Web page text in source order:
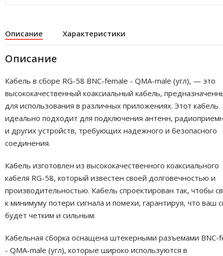
Описание Характеристики
Описание
Кабель в сборе RG-58 BNC-female - QMA-male (угл), — это
высококачественный коаксиальный кабель,
для использования в различных приложениях. Этот кабель
идеально подходит для подключения антенн,
и других устройств, требующих надежного и безопасного
соединения.
Кабель изготовлен из высококачественного коаксиального
кабеля RG-58, который известен своей долговечностью и
производительностью. Кабель спроектирован так, чтобы
к минимуму потери сигнала и помехи, гарантируя, что ваш
будет четким и сильным.
Кабельная сборка оснащена штекерными разъемами BNC-
- QMA-male (угл), которые широко используются в